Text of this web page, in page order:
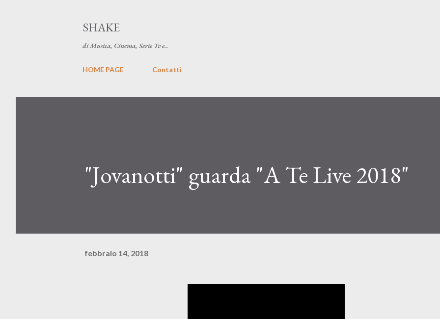
SHAKE
di Musica, Cinema, Serie Tv e..
HOME PAGE Contatti
"Jovanotti" guarda "A Te Live 2018"
febbraio 14, 2018